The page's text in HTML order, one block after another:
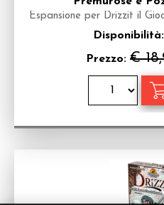
Espansione per Drizzit il
Disponibilità:
Prezzo: €